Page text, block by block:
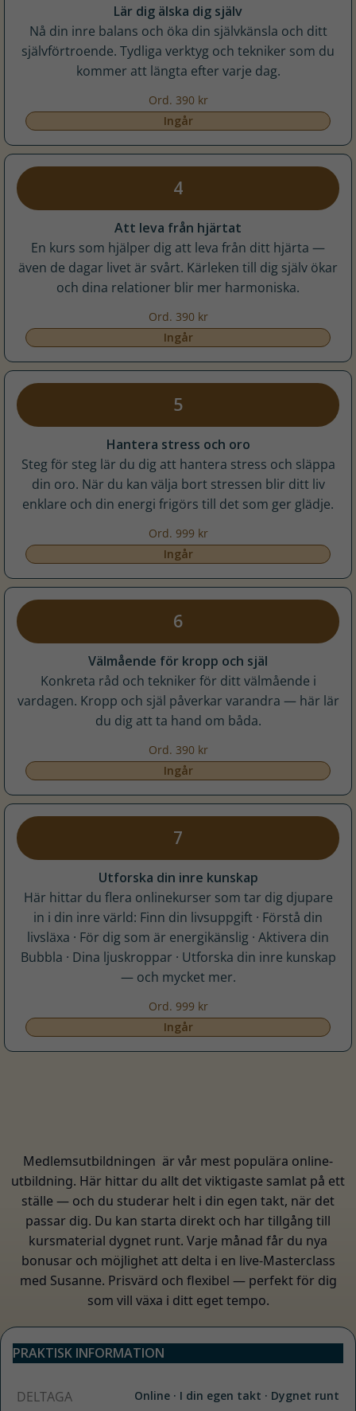
Lär dig älska dig själv
Nå din inre balans och öka din självkänsla och ditt
självförtroende. Tydliga verktyg och tekniker som du
kommer att längta efter varje dag.
Ord. 390 kr
Ingår
4
Att leva från hjärtat
En kurs som hjälper dig att leva från ditt hjärta —
även de dagar livet är svårt. Kärleken till dig själv ökar
och dina relationer blir mer harmoniska.
Ord. 390 kr
Ingår
5
Hantera stress och oro
Steg för steg lär du dig att hantera stress och släppa
din oro. När du kan välja bort stressen blir ditt liv
enklare och din energi frigörs till det som ger glädje.
Ord. 999 kr
Ingår
6
Välmående för kropp och själ
Konkreta råd och tekniker för ditt välmående i
vardagen. Kropp och själ påverkar varandra — här lär
du dig att ta hand om båda.
Ord. 390 kr
Ingår
7
Utforska din inre kunskap
Här hittar du flera onlinekurser som tar dig djupare
in i din inre värld: Finn din livsuppgift · Förstå din
livsläxa · För dig som är energikänslig · Aktivera din
Bubbla · Dina ljuskroppar · Utforska din inre kunskap
— och mycket mer.
Ord. 999 kr
Ingår
Medlemsutbildningen är vår mest populära online-
utbildning. Här hittar du allt det viktigaste samlat på ett
ställe — och du studerar helt i din egen takt, när det
passar dig. Du kan starta direkt och har tillgång till
kursmaterial dygnet runt. Varje månad får du nya
bonusar och möjlighet att delta i en live-Masterclass
med Susanne. Prisvärd och flexibel — perfekt för dig
som vill växa i ditt eget tempo.
PRAKTISK INFORMATION
DELTAGA Online · I din egen takt · Dygnet runt
Nödvändiga
Dessa kakor
går inte att
välja bort. De
behövs för
att hemsidan
över huvud
taget ska